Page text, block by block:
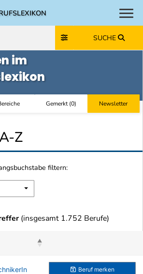
SUCHE
im
Gemerkt(0) Newsletter
Z
filtern:
(insgesamt 1.752 Berufe)
Beruf merken